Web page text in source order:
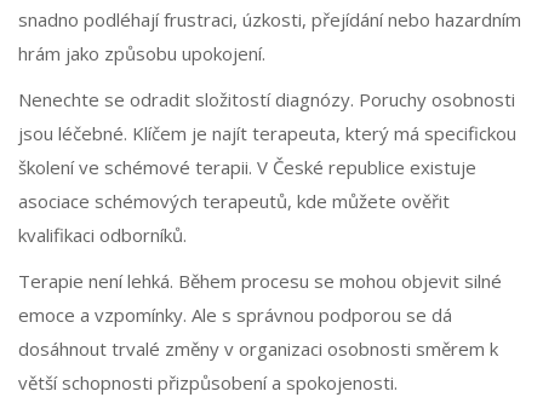
snadno podléhají frustraci, úzkosti, přejídání nebo hazardním
hrám jako způsobu upokojení.
Nenechte se odradit složitostí diagnózy. Poruchy osobnosti
jsou léčebné. Klíčem je najít terapeuta, který má specifickou
školení ve schémové terapii. V České republice existuje
asociace schémových terapeutů, kde můžete ověřit
kvalifikaci odborníků.
Terapie není lehká. Během procesu se mohou objevit silné
emoce a vzpomínky. Ale s správnou podporou se dá
dosáhnout trvalé změny v organizaci osobnosti směrem k
větší schopnosti přizpůsobení a spokojenosti.